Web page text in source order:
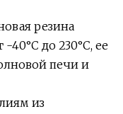
резина
до 230°C, ее
печи и
из